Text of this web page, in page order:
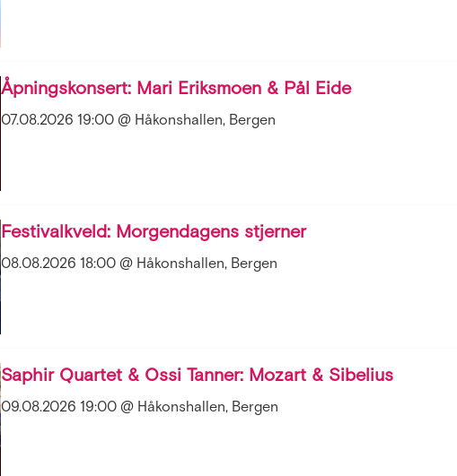
Åpningskonsert: Mari Eriksmoen & Pål Eide
07.08.2026 19:00 @ Håkonshallen, Bergen
Festivalkveld: Morgendagens stjerner
08.08.2026 18:00 @ Håkonshallen, Bergen
Saphir Quartet & Ossi Tanner: Mozart & Sibelius
09.08.2026 19:00 @ Håkonshallen, Bergen